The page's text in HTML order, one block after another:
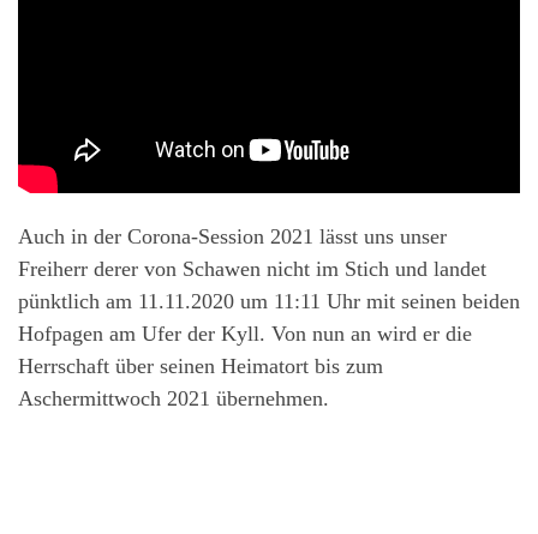
Auch in der Corona-Session 2021 lässt uns unser
Freiherr derer von Schawen nicht im Stich und landet
pünktlich am 11.11.2020 um 11:11 Uhr mit seinen beiden
Hofpagen am Ufer der Kyll. Von nun an wird er die
Herrschaft über seinen Heimatort bis zum
Aschermittwoch 2021 übernehmen.